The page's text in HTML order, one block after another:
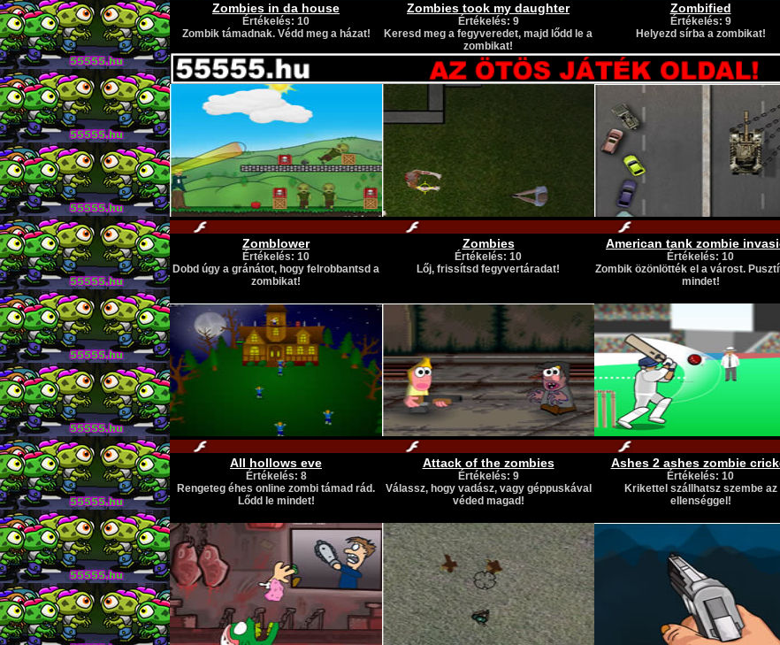
Zombies in da house
Értékelés: 10
Zombik támadnak. Védd meg a házat!
Zombies took my daughter
Értékelés: 9
Keresd meg a fegyveredet, majd lődd le a
zombikat!
Zombified
Értékelés: 9
Helyezd sírba a zombikat!
Zomblower
Értékelés: 10
Dobd úgy a gránátot, hogy felrobbantsd a
zombikat!
Zombies
Értékelés: 10
Lőj, frissítsd fegyvertáradat!
American tank zombie
Értékelés: 10
Zombik özönlötték el a várost.
mindet!
All hollows eve
Értékelés: 8
Rengeteg éhes online zombi támad rád.
Lődd le mindet!
Attack of the zombies
Értékelés: 9
Válassz, hogy vadász, vagy géppuskával
véded magad!
Ashes 2 ashes zombie
Értékelés: 10
Krikettel szállhatsz szembe az
ellenséggel!